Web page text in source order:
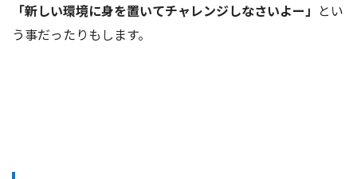
「新しい環境に身を置いてチャレンジしなさいよー」 とい
う事だったりもします。